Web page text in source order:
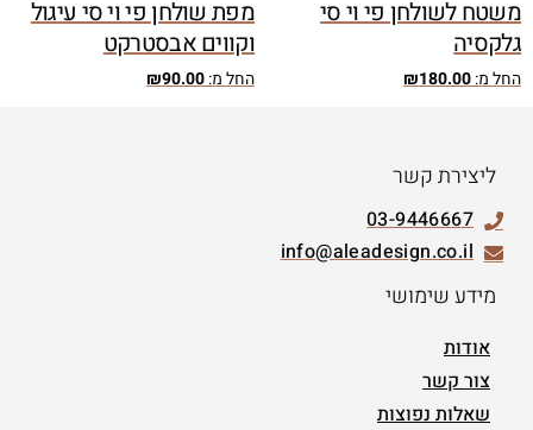
משטח לשולחן פי וי סי
גלקסיה
החל מ: ₪180.00
מפת שולחן פי וי סי עיגול
וקווים אבסטרקט
החל מ: ₪90.00
ליצירת קשר
03-9446667
info@aleadesign.co.il
מידע שימושי
אודות
צור קשר
שאלות נפוצות